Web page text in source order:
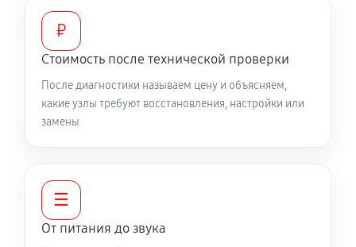
₽
Стоимость после технической проверки
После диагностики называем цену и объясняем,
какие узлы требуют восстановления, настройки или
замены
☰
От питания до звука